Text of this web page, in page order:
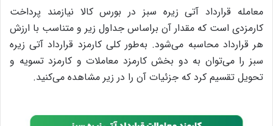
معامله قرارداد آتی زیره سبز در بورس کالا نیازمند پرداخت
کارمزدی است که مقدار آن براساس جداول زیر و متناسب با ارزش
هر قرارداد محاسبه می‌شود. به‌طور کلی کارمزد قرارداد آتی زیره
سبز را می‌توان به دو بخش کارمزد معاملات و کارمزد تسویه و
تحویل تقسیم کرد که جزئیات آن را در زیر مشاهده می‌کنید.